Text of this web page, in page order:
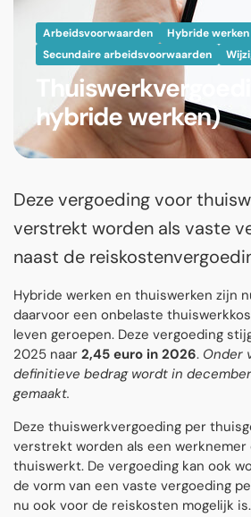
Arbeidsvoorwaarden Hybride werken
Secundaire arbeidsvoorwaarden
hybride werken)
Deze vergoeding voor
verstrekt worden als vaste
naast de
Hybride werken en thuiswerken zijn
daarvoor een onbelaste
leven geroepen. Deze vergoeding
2025 naar 2,45 euro in 2026. Onder
definitieve bedrag wordt in
gemaakt.
Deze thuiswerkvergoeding per
verstrekt worden als een werknemer
thuiswerkt. De vergoeding kan ook
de vorm van een vaste vergoeding
nu ook voor de reiskosten mogelijk is.